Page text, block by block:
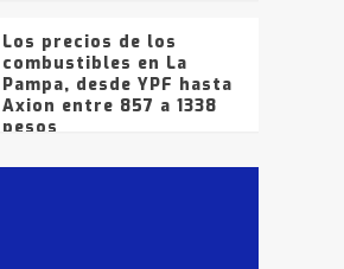
Los precios de los
combustibles en La
Pampa, desde YPF hasta
Axion entre 857 a 1338
pesos
La Bolsa de Cereales de